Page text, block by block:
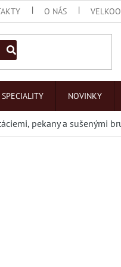
O NÁS
SPECIALITY NOVINKY
pekany a sušenými